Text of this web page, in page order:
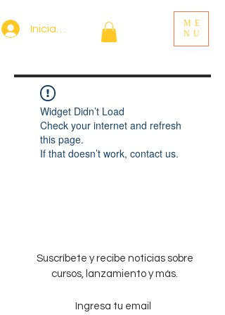
Iniciar sesión
ME
NU
Widget Didn’t Load
Check your internet and refresh
this page.
If that doesn’t work, contact us.
Suscríbete y recibe noticias sobre
cursos, lanzamiento y más.